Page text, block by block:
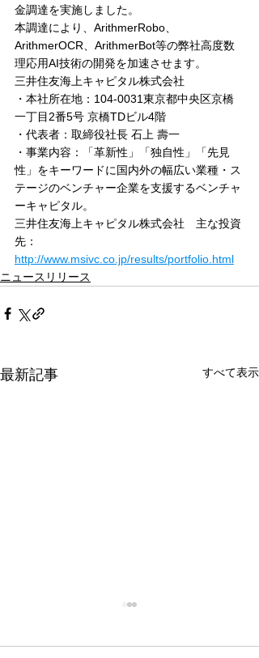
金調達を実施しました。
本調達により、ArithmerRobo、
ArithmerOCR、ArithmerBot等の弊社高度数
理応用AI技術の開発を加速させます。
三井住友海上キャピタル株式会社
・本社所在地：104-0031東京都中央区京橋
一丁目2番5号 京橋TDビル4階
・代表者：取締役社長 石上 壽一
・事業内容：「革新性」「独自性」「先見
性」をキーワードに国内外の幅広い業種・ス
テージのベンチャー企業を支援するベンチャ
ーキャピタル。
三井住友海上キャピタル株式会社　主な投資
先：
http://www.msivc.co.jp/results/portfolio.html
ニュースリリース
最新記事 すべて表示